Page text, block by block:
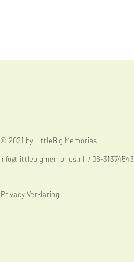
© 2021 by LittleBig Memories
info@littlebigmemories.nl / 06-31374543
Privacy Verklaring